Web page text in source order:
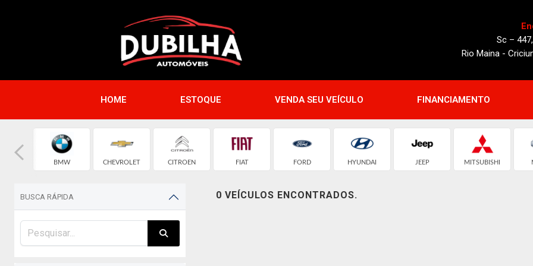
Sc –
Rio Maina -
HOME ESTOQUE VENDA SEU VEÍCULO FINANCIAMENTO
BMW CHEVROLET CITROEN FIAT FORD HYUNDAI JEEP MITSUBISHI
BUSCA RÁPIDA 0 VEÍCULOS ENCONTRADOS.